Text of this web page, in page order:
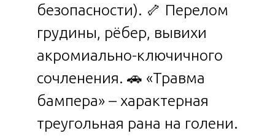
безопасности). 🦴 Перелом
грудины, рёбер, вывихи
акромиально-ключичного
сочленения. 🚗 «Травма
бампера» – характерная
треугольная рана на голени.